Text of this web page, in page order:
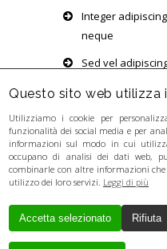
Integer
neque
Sed vel
Creato da Local
GUERRA LORENZA
Questo sito web utilizza
Utilizziamo i cookie per
funzionalità dei social media e per
informazioni sul modo in cui
occupano di analisi dei dati web,
combinarle con altre informazioni
utilizzo dei loro servizi. Leggi di più
Accetta selezionato Rifiuta